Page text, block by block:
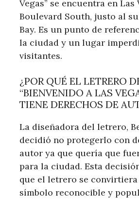
Vegas” se encuentra en Las
Boulevard South, justo al
Bay. Es un punto⁤ de
la ciudad y un​ lugar
visitantes.
¿POR QUÉ EL LETRERO
“BIENVENIDO A‌ LAS
TIENE ⁣DERECHOS DE
La diseñadora del letrero,
decidió ⁣no protegerlo con
autor ya que quería que
para la ciudad. Esta
que el⁤ letrero se⁣ convirtiera
símbolo reconocible ⁢y